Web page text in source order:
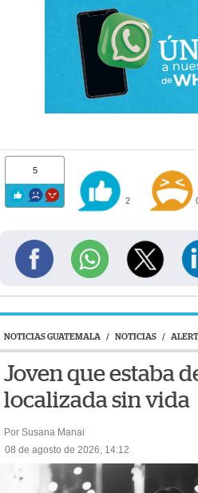
5
2
NOTICIAS GUATEMALA / NOTICIAS /
Joven que estaba
localizada sin vida
Por Susana Manai
08 de agosto de 2026, 14:12